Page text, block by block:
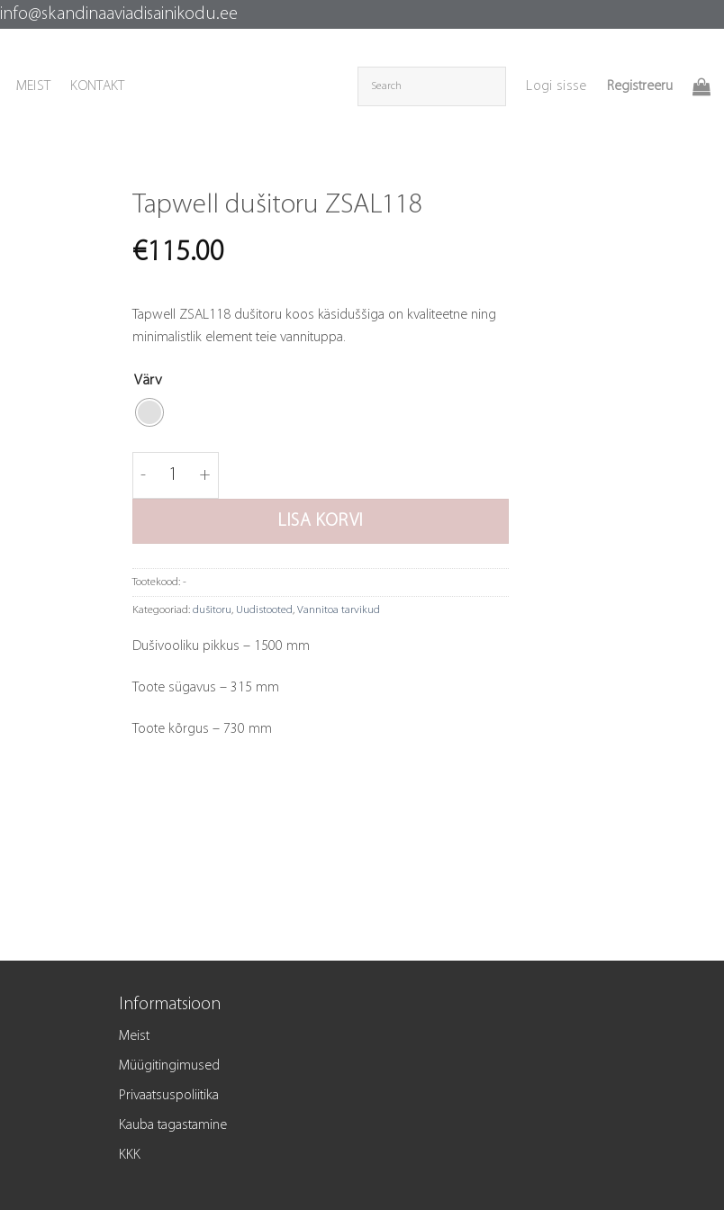
info@skandinaaviadisainikodu.ee
MEIST KONTAKT Logi sisse Registreeru
Tapwell dušitoru ZSAL118
€115.00
Tapwell ZSAL118 dušitoru koos käsiduššiga on kvaliteetne ning
minimalistlik element teie vannituppa.
Värv
Tapwell dušitoru ZSAL118 kogus
LISA KORVI
Tootekood: -
Kategooriad: dušitoru, Uudistooted, Vannitoa tarvikud
Dušivooliku pikkus – 1500 mm
Toote sügavus – 315 mm
Toote kõrgus – 730 mm
Informatsioon
Meist
Müügitingimused
Privaatsuspoliitika
Kauba tagastamine
KKK